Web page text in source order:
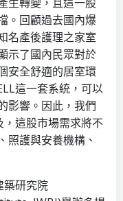
。回顧過去國內爆
名產後護理之家室
示了國內民眾對於
安全舒適的居室環
這一套系統，可以
影響。因此，我們
這股市場需求將不
照護與安養機構、
築研究院